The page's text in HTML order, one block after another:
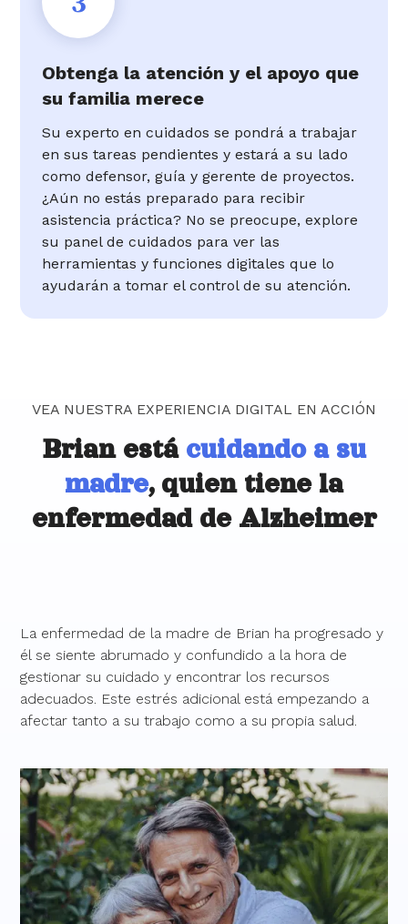
Obtenga la atención y el apoyo que
su familia merece
Su experto en cuidados se pondrá a trabajar
en sus tareas pendientes y estará a su lado
como defensor, guía y gerente de proyectos.
¿Aún no estás preparado para recibir
asistencia práctica? No se preocupe, explore
su panel de cuidados para ver las
herramientas y funciones digitales que lo
ayudarán a tomar el control de su atención.
VEA NUESTRA EXPERIENCIA DIGITAL EN ACCIÓN
Brian está cuidando a su
madre, quien tiene la
enfermedad de Alzheimer
La enfermedad de la madre de Brian ha progresado y
él se siente abrumado y confundido a la hora de
gestionar su cuidado y encontrar los recursos
adecuados. Este estrés adicional está empezando a
afectar tanto a su trabajo como a su propia salud.